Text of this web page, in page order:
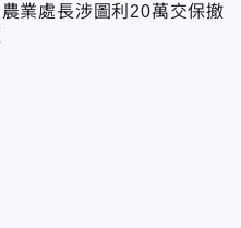
業處長涉圖利20萬交保撤